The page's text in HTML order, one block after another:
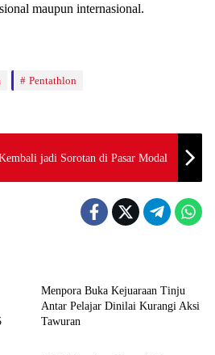
maupun internasional.
Pentathlon
jadi Sorotan di Pasar Modal
Menpora Buka Kejuaraan Tinju
Antar Pelajar Dinilai Kurangi Aksi
Tawuran
Uncategorized